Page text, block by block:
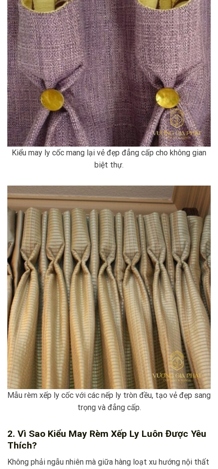
Kiểu may ly cốc mang lại vẻ đẹp đẳng cấp cho không gian
biệt thự.
Mẫu rèm xếp ly cốc với các nếp ly tròn đều, tạo vẻ đẹp sang
trọng và đẳng cấp.
2. Vì Sao Kiểu May Rèm Xếp Ly Luôn Được Yêu
Thích?
Không phải ngẫu nhiên mà giữa hàng loạt xu hướng nội thất